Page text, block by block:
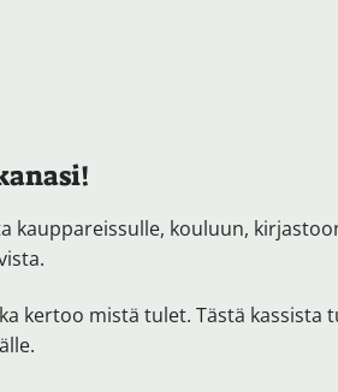
kauppareissulle, kouluun,
kertoo mistä tulet. Tästä kassista